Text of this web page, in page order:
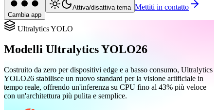
Cambia app
Attiva/disattiva tema Mettiti in contatto
Ultralytics YOLO
Modelli Ultralytics YOLO26
Costruito da zero per dispositivi edge e a basso consumo, Ultralytics
YOLO26 stabilisce un nuovo standard per la visione artificiale in
tempo reale, offrendo un'inferenza su CPU fino al 43% più veloce
con un'architettura più pulita e semplice.